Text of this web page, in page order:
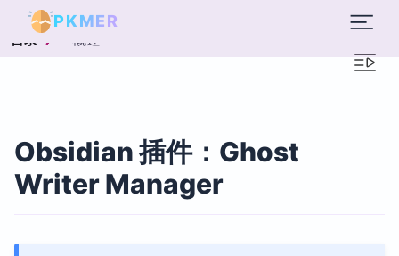
PKMER
目录 概述
Obsidian 插件：Ghost
Writer Manager